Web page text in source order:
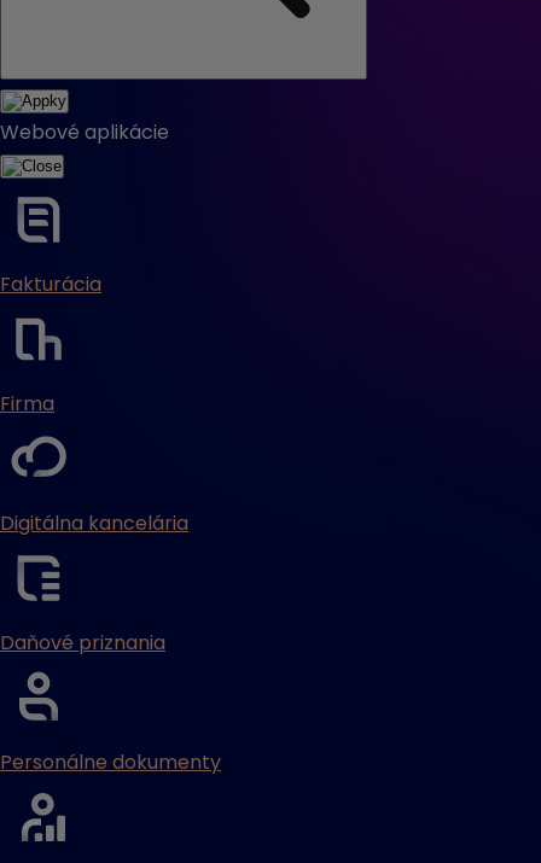
Webové aplikácie
Fakturácia
Firma
Digitálna kancelária
Daňové priznania
Personálne dokumenty